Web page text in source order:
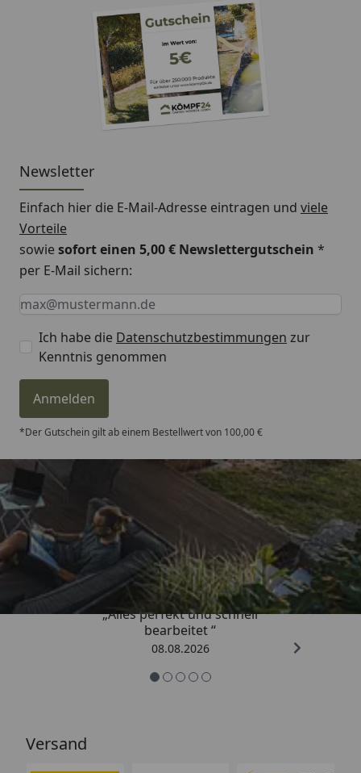
Newsletter
Einfach hier die E-Mail-Adresse eintragen und viele
Vorteile
sowiesofort einen 5,00 € Newslettergutschein *
per E-Mail sichern:
Keine Eingabe erforderlich
Eingabe erforderlich
E-Mail *
Ich habe die Datenschutzbestimmungen zur
Kenntnis genommen
Anmelden
*Der Gutschein gilt ab einem Bestellwert von 100,00 €
Trusted Shops
4,81/ 5
„Alles perfekt und schnell
bearbeitet “
08.08.2026
Versand